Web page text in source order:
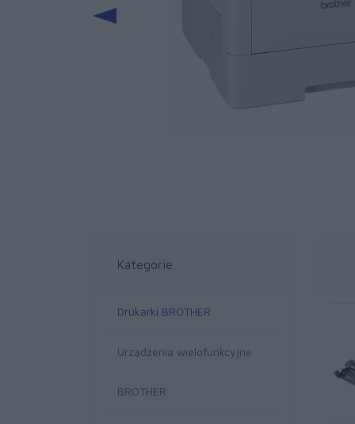
Kategorie
Drukarki BROTHER
Urządzenia wielofunkcyjne
BROTHER